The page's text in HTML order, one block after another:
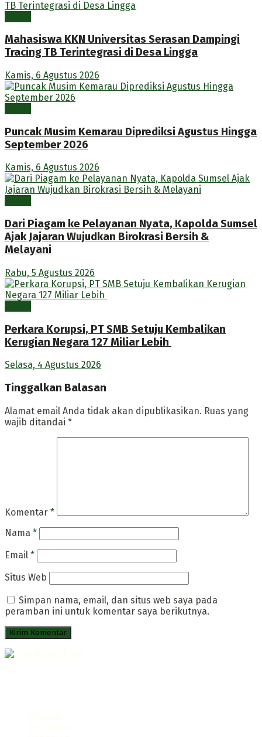
Mahasiswa KKN Universitas Serasan Dampingi
Tracing TB Terintegrasi di Desa Lingga
Kamis, 6 Agustus 2026
Puncak Musim Kemarau Diprediksi Agustus Hingga
September 2026
Kamis, 6 Agustus 2026
Dari Piagam ke Pelayanan Nyata, Kapolda Sumsel
Ajak Jajaran Wujudkan Birokrasi Bersih &
Melayani
Rabu, 5 Agustus 2026
Perkara Korupsi, PT SMB Setuju Kembalikan
Kerugian Negara 127 Miliar Lebih
Selasa, 4 Agustus 2026
Tinggalkan Balasan
Alamat email Anda tidak akan dipublikasikan. Ruas yang
wajib ditandai *
Komentar *
Nama *
Email *
Situs Web
Simpan nama, email, dan situs web saya pada
peramban ini untuk komentar saya berikutnya.